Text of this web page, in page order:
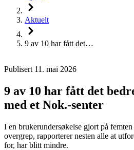
Aktuelt
9 av 10 har fått det…
Publisert 11. mai 2026
9 av 10 har fått det
med et Nok.-senter
I en brukerundersøkelse gjort på
overgrep, rapporterer nesten alle at
for, har blitt mindre.